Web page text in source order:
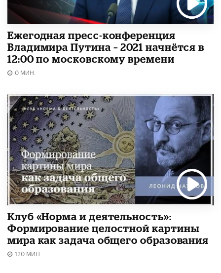
Ежегодная пресс-конференция
Владимира Путина – 2021 начнётся в
12:00 по московскому времени
0 МИН.
Клуб «Норма и деятельность»:
Формирование целостной картины
мира как задача общего образования
120 МИН.